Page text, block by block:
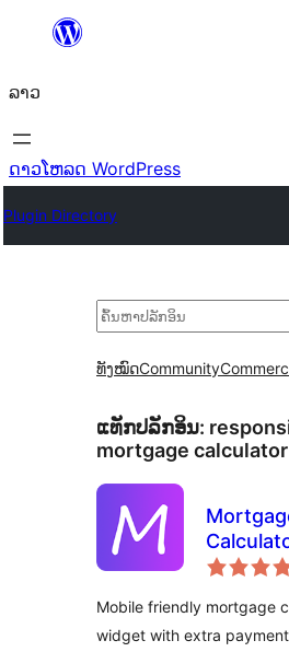
ທີ່
ເນື້ອຫາ
ລາວ
ດາວໂຫລດ WordPress
Plugin Directory
ຄົ້ນຫາ
ທັງໝົດCommunity
ແທັກປລັກອິນ:
mortgage calculator
Mobile friendly mortgage
widget with extra